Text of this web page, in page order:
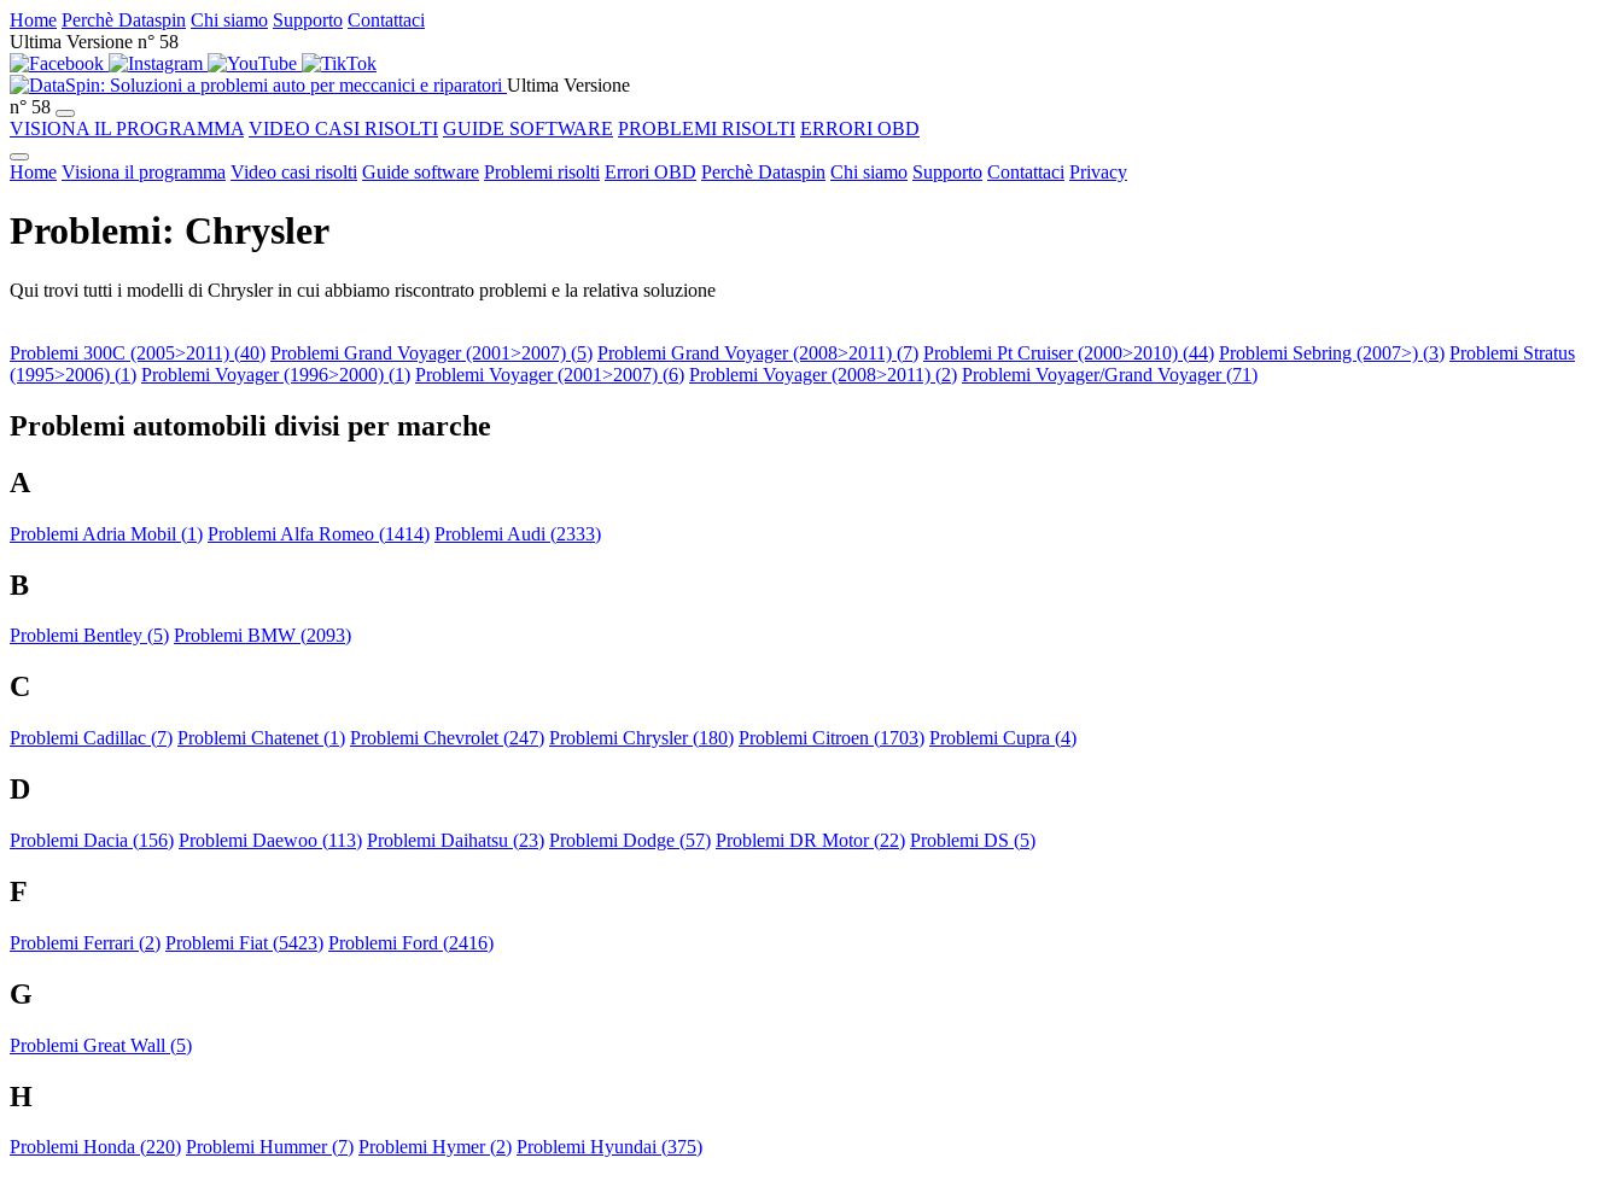
Home Perchè Dataspin Chi siamo Supporto Contattaci
Ultima Versione n° 58
Ultima Versione
n° 58
VISIONA IL PROGRAMMA VIDEO CASI RISOLTI GUIDE SOFTWARE PROBLEMI RISOLTI ERRORI OBD
Home Visiona il programma Video casi risolti Guide software Problemi risolti Errori OBD Perchè Dataspin Chi siamo Supporto Contattaci Privacy
Problemi: Chrysler
Qui trovi tutti i modelli di Chrysler in cui abbiamo riscontrato problemi e la relativa soluzione
Problemi 300C (2005>2011) (40) Problemi Grand Voyager (2001>2007) (5) Problemi Grand Voyager (2008>2011) (7) Problemi Pt Cruiser (2000>2010) (44) Problemi Sebring (2007>) (3) Problemi Stratus
(1995>2006) (1) Problemi Voyager (1996>2000) (1) Problemi Voyager (2001>2007) (6) Problemi Voyager (2008>2011) (2) Problemi Voyager/Grand Voyager (71)
Problemi automobili divisi per marche
A
Problemi Adria Mobil (1) Problemi Alfa Romeo (1414) Problemi Audi (2333)
B
Problemi Bentley (5) Problemi BMW (2093)
C
Problemi Cadillac (7) Problemi Chatenet (1) Problemi Chevrolet (247) Problemi Chrysler (180) Problemi Citroen (1703) Problemi Cupra (4)
D
Problemi Dacia (156) Problemi Daewoo (113) Problemi Daihatsu (23) Problemi Dodge (57) Problemi DR Motor (22) Problemi DS (5)
F
Problemi Ferrari (2) Problemi Fiat (5423) Problemi Ford (2416)
G
Problemi Great Wall (5)
H
Problemi Honda (220) Problemi Hummer (7) Problemi Hymer (2) Problemi Hyundai (375)